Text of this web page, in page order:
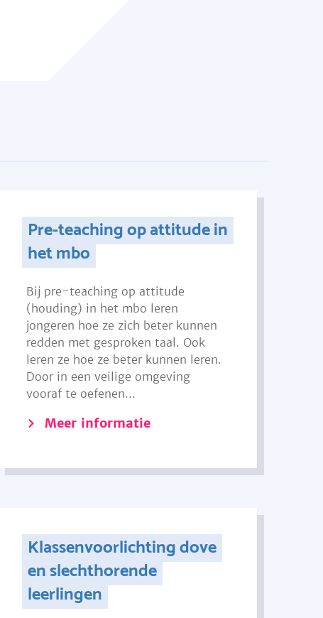
Pre-teaching op attitude in
het mbo
Bij pre-teaching op attitude
(houding) in het mbo leren
jongeren hoe ze zich beter kunnen
redden met gesproken taal. Ook
leren ze hoe ze beter kunnen leren.
Door in een veilige omgeving
vooraf te oefenen...
Meer informatie
Klassenvoorlichting dove
en slechthorende
leerlingen